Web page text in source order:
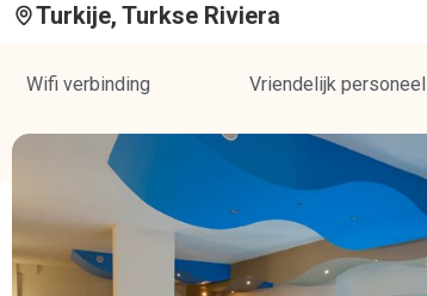
Turkije, Turkse Riviera
Wifi verbinding Vriendelijk personeel